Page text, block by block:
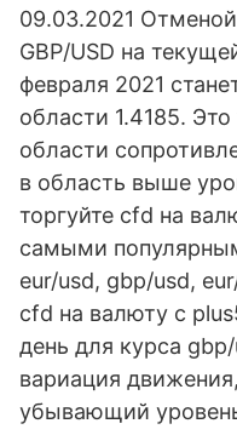
09.03.2021
GBP/USD на
февраля 2021
области 1.4185.
области
в область выше
торгуйте cfd на
самыми
eur/usd, gbp/usd,
cfd на валюту с
день для курса
вариация
убывающий